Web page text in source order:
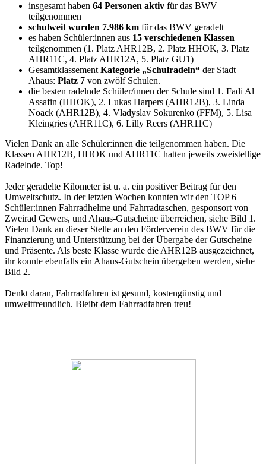
insgesamt haben 64 Personen aktiv für das BWV
teilgenommen
schulweit wurden 7.986 km für das BWV geradelt
es haben Schüler:innen aus 15 verschiedenen Klassen
teilgenommen (1. Platz AHR12B, 2. Platz HHOK, 3. Platz
AHR11C, 4. Platz AHR12A, 5. Platz GU1)
Gesamtklassement Kategorie „Schulradeln“ der Stadt
Ahaus: Platz 7 von zwölf Schulen.
die besten radelnde Schüler/innen der Schule sind 1. Fadi Al
Assafin (HHOK), 2. Lukas Harpers (AHR12B), 3. Linda
Noack (AHR12B), 4. Vladyslav Sokurenko (FFM), 5. Lisa
Kleingries (AHR11C), 6. Lilly Reers (AHR11C)
Vielen Dank an alle Schüler:innen die teilgenommen haben. Die
Klassen AHR12B, HHOK und AHR11C hatten jeweils zweistellige
Radelnde. Top!
Jeder geradelte Kilometer ist u. a. ein positiver Beitrag für den
Umweltschutz. In der letzten Wochen konnten wir den TOP 6
Schüler:innen Fahrradhelme und Fahrradtaschen, gesponsort von
Zweirad Gewers, und Ahaus-Gutscheine überreichen, siehe Bild 1.
Vielen Dank an dieser Stelle an den Förderverein des BWV für die
Finanzierung und Unterstützung bei der Übergabe der Gutscheine
und Präsente. Als beste Klasse wurde die AHR12B ausgezeichnet,
ihr konnte ebenfalls ein Ahaus-Gutschein übergeben werden, siehe
Bild 2.
Denkt daran, Fahrradfahren ist gesund, kostengünstig und
umweltfreundlich. Bleibt dem Fahrradfahren treu!